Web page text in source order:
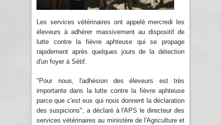
Les services vétérinaires ont appelé mercredi les
éleveurs à adhérer massivement au dispositif de
lutte contre la fièvre aphteuse qui se propage
rapidement après quelques jours de la détection
d'un foyer à Sétif.
"Pour nous, l'adhésion des éleveurs est très
importante dans la lutte contre la fièvre aphteuse
parce que c'est eux qui nous donnent la déclaration
des suspicions", a déclaré à l'APS le directeur des
services vétérinaires au ministère de l'Agriculture et